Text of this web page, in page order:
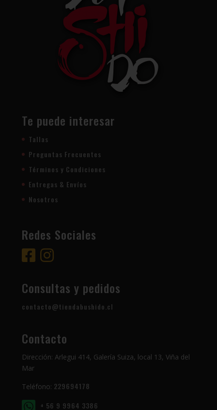
Te puede interesar
Tallas
Preguntas Frecuentes
Términos y Condiciones
Entregas & Envíos
Nosotros
Redes Sociales
Consultas y pedidos
contacto@tiendabushido.cl
Contacto
Dirección: Arlegui 414, Galería Suiza, local 13, Viña del
Mar
Teléfono: 229694178
+ 56 9 9964 3386